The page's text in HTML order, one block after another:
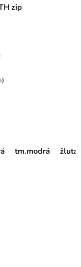
zip
tm.modrá žlutá